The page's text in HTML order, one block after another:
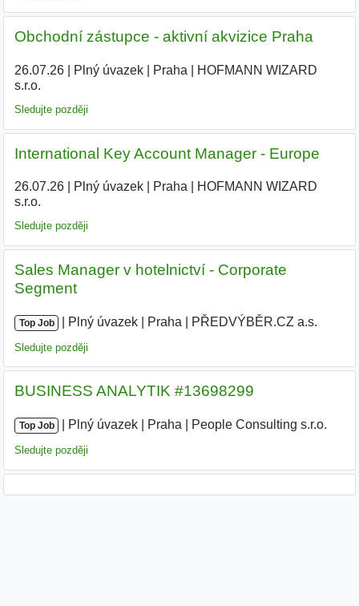
Obchodní zástupce - aktivní akvizice Praha
26.07.26| Plný úvazek| Praha
HOFMANN WIZARD
s.r.o.
Sledujte později
International Key Account Manager - Europe
26.07.26| Plný úvazek| Praha
HOFMANN WIZARD
s.r.o.
Sledujte později
Sales Manager v hotelnictví - Corporate
Segment
Top Job Plný úvazek Praha PŘEDVÝBĚR.CZ a.s.
Sledujte později
BUSINESS ANALYTIK #13698299
Top Job Plný úvazek Praha People Consulting s.r.o.
Sledujte později